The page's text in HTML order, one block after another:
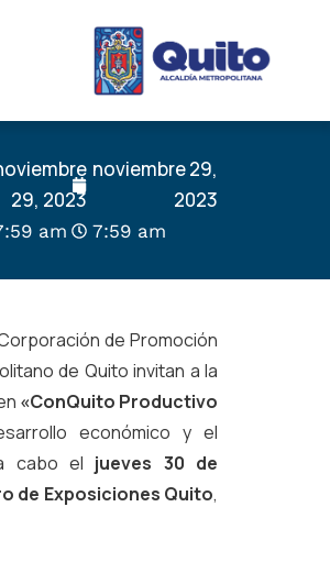
29, 2023
am
noviembre 29,
2023
7:59 am
de Promoción
de Quito invitan a la
«ConQuito Productivo
económico y el
cabo el jueves 30 de
de Exposiciones Quito,